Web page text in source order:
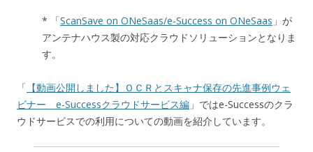
* 「ScanSave on ONeSaas/e-Success on ONeSaas 」が
アンテナハウス製の対応クラウドソリューションとなりま
す。
「 【動画公開しました】ＯＣＲとスキャナ保存の先進事例ウェ
ビナー e-Successクラウドサービス編 」ではe-Successのクラ
ウドサービスでの利用についての動画を紹介しています。